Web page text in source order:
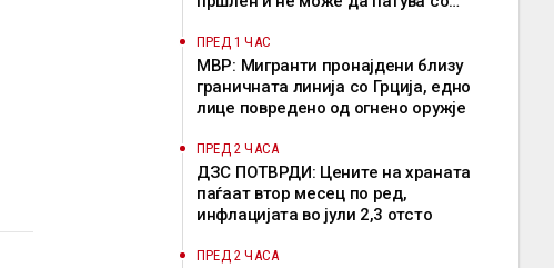
ПРЕД 1 ЧАС
МВР: Мигранти пронајдени близу
граничната линија со Грција, едно
лице повредено од огнено оружје
ПРЕД 2 ЧАСА
ДЗС ПОТВРДИ: Цените на храната
паѓаат втор месец по ред,
инфлацијата во јули 2,3 отсто
ПРЕД 2 ЧАСА